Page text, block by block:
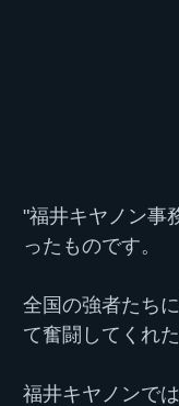
"福井キヤノン事
ったものです。
全国の強者たち
て奮闘してくれ
福井キヤノンで